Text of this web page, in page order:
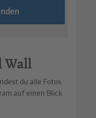
Wall
du alle Fotos
auf einen Blick